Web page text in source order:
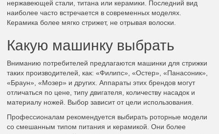
нержавеющей стали, титана или керамики. Последний вид
наиболее часто встречается в современных моделях.
Керамика более мягко стрижет, не отрывая волоски.
Какую машинку выбрать
Вниманию потребителей предлагаются машинки для стрижки
таких производителей, как: «Филипс», «Остер», «Панасоник»,
«Браун», «Мозер» и других. Аппараты этих брендов могут
отличаться по цене, типу двигателя, количеству насадок и
материалу ножей. Выбор зависит от цели использования.
Профессионалам рекомендуется выбирать роторные модели
со смешанным типом питания и керамикой. Они более